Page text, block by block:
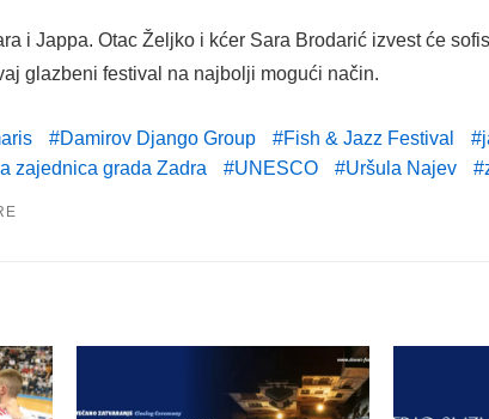
i Jappa. Otac Željko i kćer Sara Brodarić izvest će
glazbeni festival na najbolji mogući način.
Damirov Django Group Fish & Jazz Festival
zajednica grada Zadra UNESCO Uršula Najev